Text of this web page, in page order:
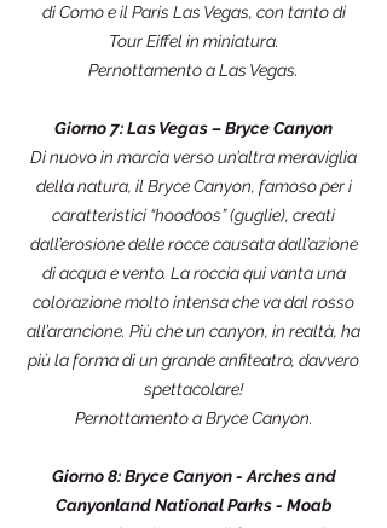
di Como e il Paris Las Vegas, con tanto di
Tour Eiffel in miniatura.
Pernottamento a Las Vegas.
Giorno 7: Las Vegas – Bryce Canyon
Di nuovo in marcia verso un’altra meraviglia
della natura, il Bryce Canyon, famoso per i
caratteristici “hoodoos” (guglie), creati
dall’erosione delle rocce causata dall’azione
di acqua e vento. La roccia qui vanta una
colorazione molto intensa che va dal rosso
all’arancione. Più che un canyon, in realtà, ha
più la forma di un grande anfiteatro, davvero
spettacolare!
Pernottamento a Bryce Canyon.
Giorno 8: Bryce Canyon - Arches and
Canyonland National Parks - Moab